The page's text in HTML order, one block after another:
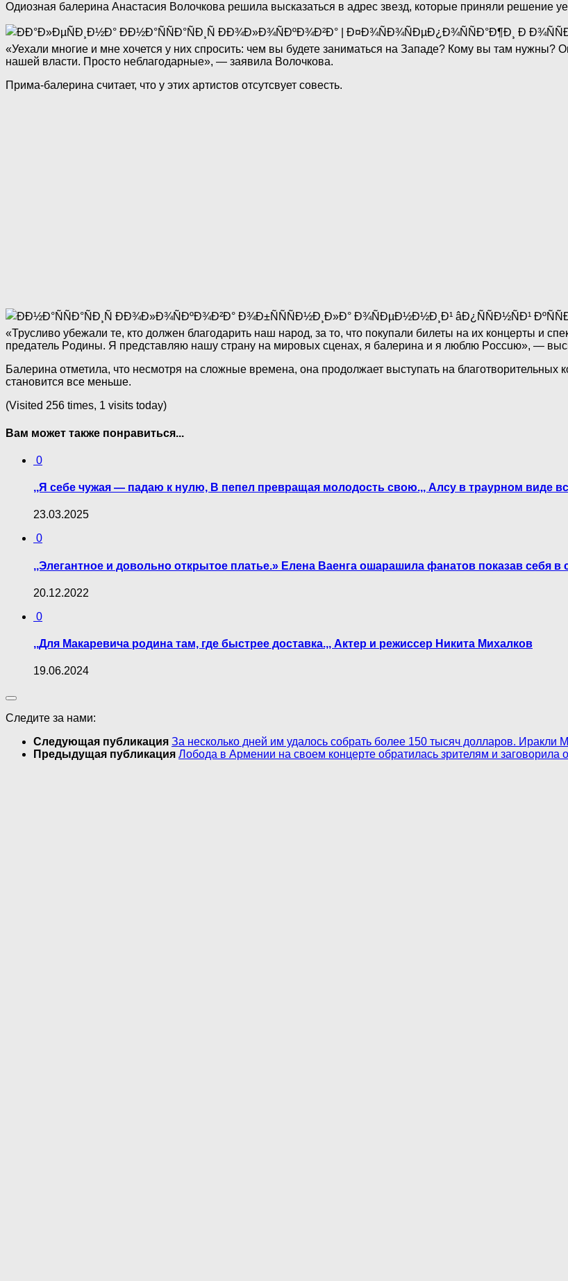
Одиозная балерина Анастасия Волочкова решила высказаться в адрес звезд, которые приняли решение
«Уехали многие и мне хочется у них спросить: чем вы будете заниматься на Западе? Кому вы там
нашей власти. Просто неблагодарные», — заявила Волочкова.
Прима-балерина считает, что у этих артистов отсутсвует совесть.
«Трусливо убежали те, кто должен благодарить наш народ, за то, что покупали билеты на их концерты и
предатель Poдины. Я представляю нашу страну на мировых сценах, я балерина и я люблю Poccuю», —
Балерина отметила, что несмотря на сложные времена, она продолжает выступать на благотворительных
становится все меньше.
(Visited 256 times, 1 visits today)
Вам может также понравиться...
0
,,Я себе чужая — падаю к нулю, В пепел превращая молодость свою.,, Алсу в траурном виде
23.03.2025
0
,,Элегантное и довольно открытое платье.» Елена Ваенга ошарашила фанатов показав себя
20.12.2022
0
,,Для Макаревича родина там, где быстрее доставка.,, Актер и режиссер Никита Михалков
19.06.2024
Следите за нами:
Следующая публикация За несколько дней им удалось собрать более 150 тысяч долларов. Иракли
Предыдущая публикация Лобода в Армении на своем концерте обратилась зрителям и заговорила